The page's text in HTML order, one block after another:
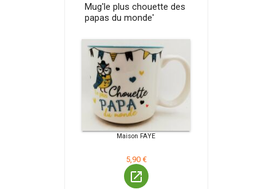
Mug'le plus chouette des
papas du monde'
Maison FAYE
5,90 €
launch